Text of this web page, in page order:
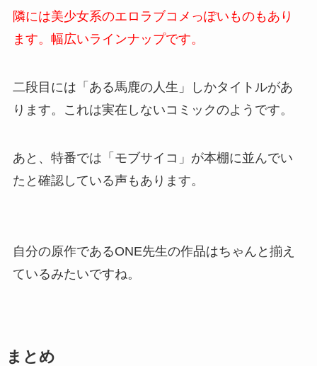
隣には美少女系のエロラブコメっぽいものもあり
ます。幅広いラインナップです。
二段目には「ある馬鹿の人生」しかタイトルがあ
ります。これは実在しないコミックのようです。
あと、特番では「モブサイコ」が本棚に並んでい
たと確認している声もあります。
自分の原作であるONE先生の作品はちゃんと揃え
ているみたいですね。
まとめ